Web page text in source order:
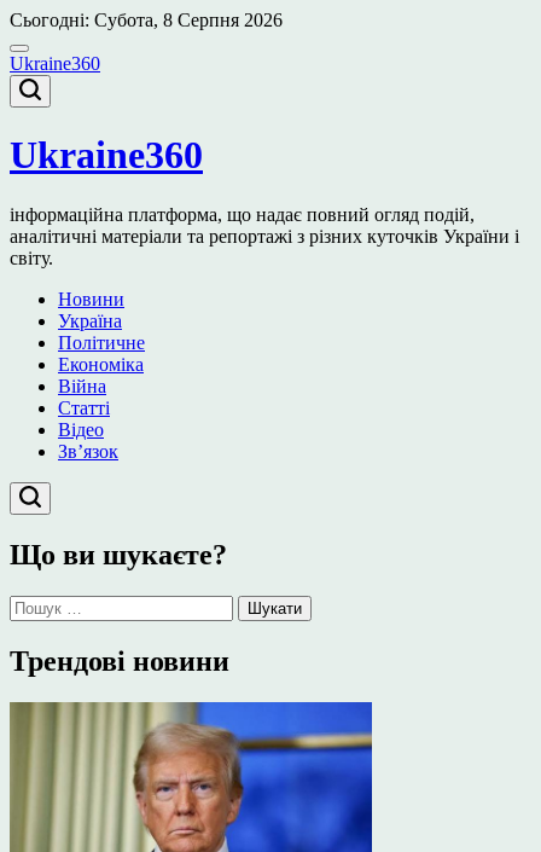
Перейти
до
вмісту
Сьогодні: Субота, 8 Серпня 2026
Ukraine360
Ukraine360
інформаційна платформа, що надає повний огляд подій,
аналітичні матеріали та репортажі з різних куточків України і
світу.
Новини
Україна
Політичне
Економіка
Війна
Статті
Відео
Зв’язок
Що ви шукаєте?
Пошук:
Трендові новини